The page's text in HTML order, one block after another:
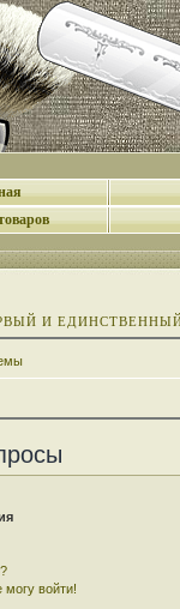
И
могу войти!